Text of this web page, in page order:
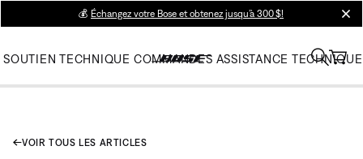
💰 Échangez votre Bose et obtenez jusqu’à 300 $!
SOUTIEN TECHNIQUE COMMANDES ASSISTANCE TECHNIQUE
VOIR TOUS LES ARTICLES